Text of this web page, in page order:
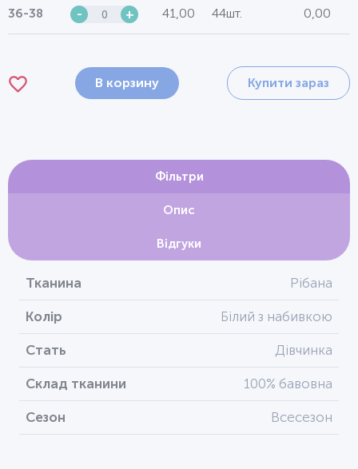
36-38 - + 41,00 44шт. 0,00
В корзину Купити зараз
Фільтри
Опис
Відгуки
Тканина Рібана
Колір Білий з набивкою
Стать Дівчинка
Склад тканини 100% бавовна
Сезон Всесезон